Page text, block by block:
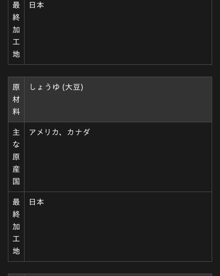
最
終
加
工
地
日本
原
材
料
しょうゆ (大豆)
主
な
原
産
国
アメリカ、カナダ
最
終
加
工
地
日本